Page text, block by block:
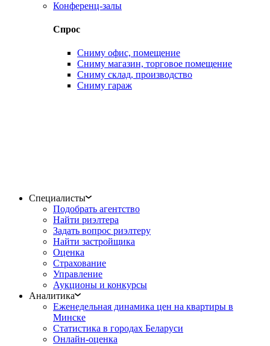
Конференц-залы
Спрос
Сниму офис, помещение
Сниму магазин, торговое помещение
Сниму склад, производство
Сниму гараж
Специалисты
Подобрать агентство
Найти риэлтера
Задать вопрос риэлтеру
Найти застройщика
Оценка
Страхование
Управление
Аукционы и конкурсы
Аналитика
Еженедельная динамика цен на квартиры в
Минске
Статистика в городах Беларуси
Онлайн-оценка